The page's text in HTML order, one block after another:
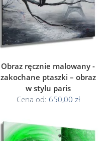
Obraz ręcznie malowany -
zakochane ptaszki – obraz
w stylu paris
Cena od: 650,00 zł